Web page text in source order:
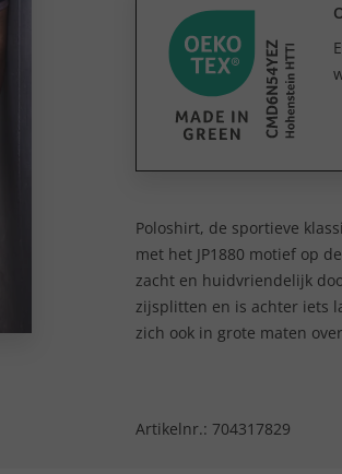
Poloshirt, de sportieve
met het JP1880 motief op
zacht en huidvriendelijk
zijsplitten en is achter iets
zich ook in grote maten
Artikelnr.: 704317829